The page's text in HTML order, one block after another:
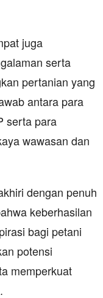
juga
serta
pertanian yang
antara para
serta para
wawasan dan
dengan penuh
keberhasilan
bagi petani
potensi
memperkuat